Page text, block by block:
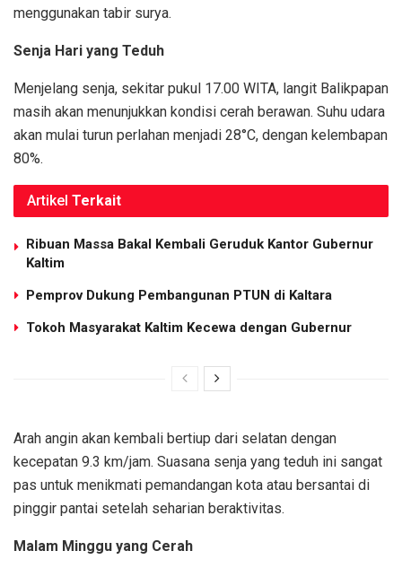
menggunakan tabir surya.
Senja Hari yang Teduh
Menjelang senja, sekitar pukul 17.00 WITA, langit Balikpapan
masih akan menunjukkan kondisi cerah berawan. Suhu udara
akan mulai turun perlahan menjadi 28°C, dengan kelembapan
80%.
Artikel Terkait
Ribuan Massa Bakal Kembali Geruduk Kantor Gubernur
Kaltim
Pemprov Dukung Pembangunan PTUN di Kaltara
Tokoh Masyarakat Kaltim Kecewa dengan Gubernur
Arah angin akan kembali bertiup dari selatan dengan
kecepatan 9.3 km/jam. Suasana senja yang teduh ini sangat
pas untuk menikmati pemandangan kota atau bersantai di
pinggir pantai setelah seharian beraktivitas.
Malam Minggu yang Cerah